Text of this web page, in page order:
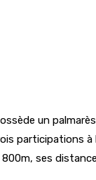
un
participations à
ses